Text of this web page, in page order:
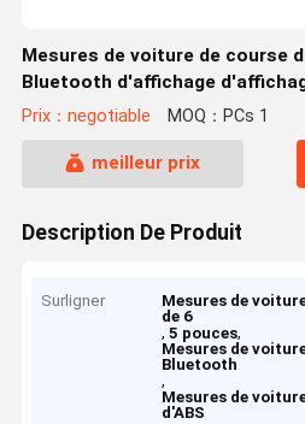
Mesures de voiture de course
Bluetooth d'affichage
pouces
Prix：negotiable MOQ：PCs 1
meilleur prix
Description De Produit
Surligner
Mesures de
de 6
,5 pouces,
Mesures de
Bluetooth
,
Mesures de
d'ABS